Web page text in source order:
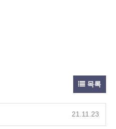
목록
21.11.23